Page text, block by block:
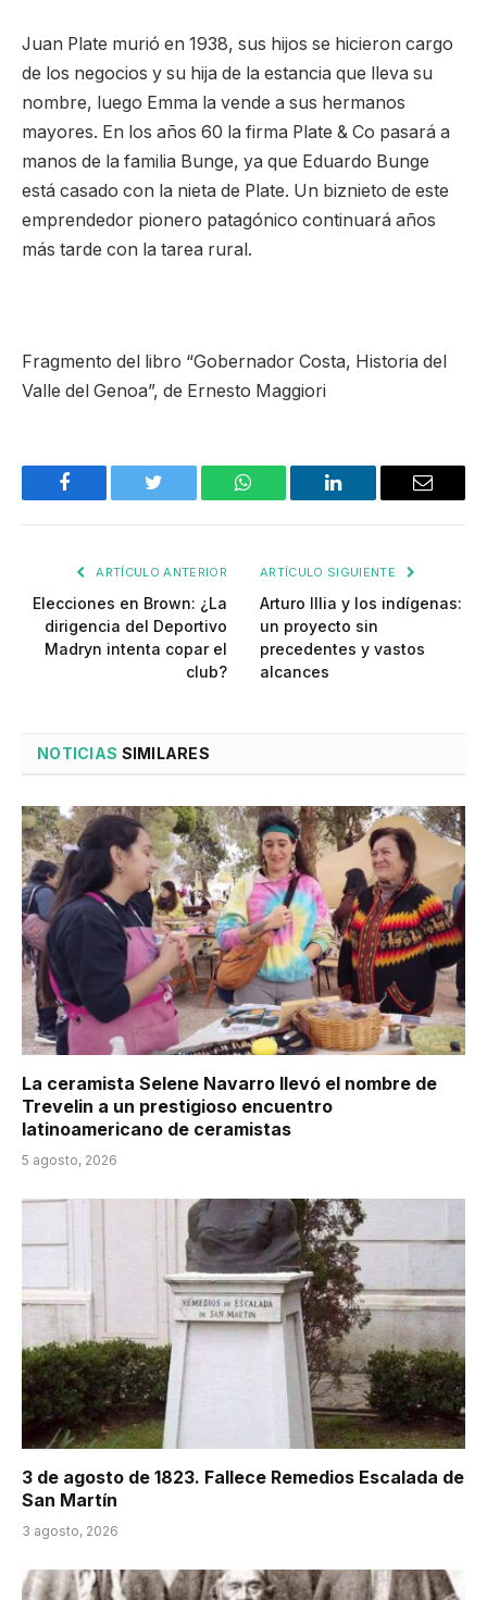
Juan Plate murió en 1938, sus hijos se hicieron cargo
de los negocios y su hija de la estancia que lleva su
nombre, luego Emma la vende a sus hermanos
mayores. En los años 60 la firma Plate & Co pasará a
manos de la familia Bunge, ya que Eduardo Bunge
está casado con la nieta de Plate. Un biznieto de este
emprendedor pionero patagónico continuará años
más tarde con la tarea rural.
Fragmento del libro “Gobernador Costa, Historia del
Valle del Genoa”, de Ernesto Maggiori
Facebook Twitter WhatsApp LinkedIn Email
ARTÍCULO ANTERIOR
Elecciones en Brown: ¿La
dirigencia del Deportivo
Madryn intenta copar el
club?
ARTÍCULO SIGUIENTE
Arturo Illia y los indígenas:
un proyecto sin
precedentes y vastos
alcances
NOTICIAS SIMILARES
La ceramista Selene Navarro llevó el nombre de
Trevelin a un prestigioso encuentro
latinoamericano de ceramistas
5 agosto, 2026
3 de agosto de 1823. Fallece Remedios Escalada de
San Martín
3 agosto, 2026